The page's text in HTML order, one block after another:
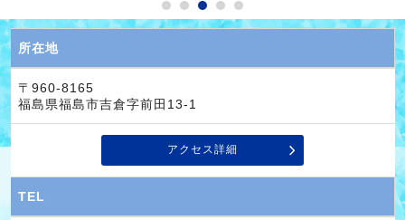
所在地
〒960-8165
福島県福島市吉倉字前田13-1
アクセス詳細
TEL